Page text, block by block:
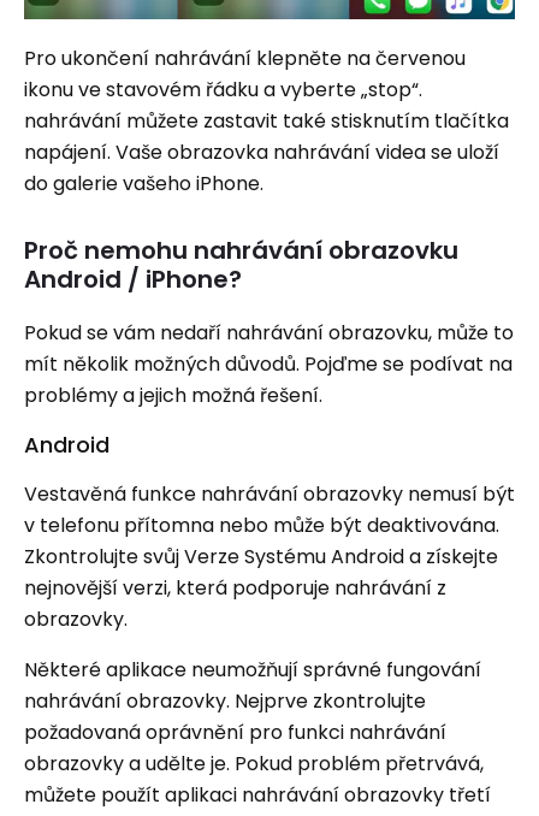
Pro ukončení nahrávání klepněte na červenou
ikonu ve stavovém řádku a vyberte „stop“.
nahrávání můžete zastavit také stisknutím tlačítka
napájení. Vaše obrazovka nahrávání videa se uloží
do galerie vašeho iPhone.
Proč nemohu nahrávání obrazovku
Android / iPhone?
Pokud se vám nedaří nahrávání obrazovku, může to
mít několik možných důvodů. Pojďme se podívat na
problémy a jejich možná řešení.
Android
Vestavěná funkce nahrávání obrazovky nemusí být
v telefonu přítomna nebo může být deaktivována.
Zkontrolujte svůj Verze Systému Android a získejte
nejnovější verzi, která podporuje nahrávání z
obrazovky.
Některé aplikace neumožňují správné fungování
nahrávání obrazovky. Nejprve zkontrolujte
požadovaná oprávnění pro funkci nahrávání
obrazovky a udělte je. Pokud problém přetrvává,
můžete použít aplikaci nahrávání obrazovky třetí